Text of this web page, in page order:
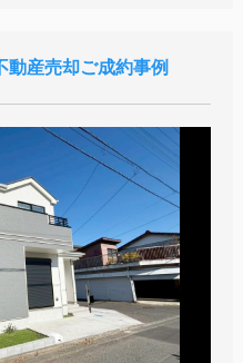
動産売却ご成約事例